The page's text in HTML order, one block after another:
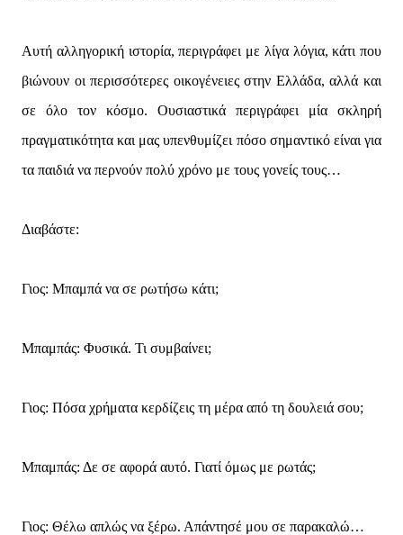
Αυτή αλληγορική ιστορία, περιγράφει με λίγα λόγια, κάτι που
βιώνουν οι περισσότερες οικογένειες στην Ελλάδα, αλλά και
σε όλο τον κόσμο. Ουσιαστικά περιγράφει μία σκληρή
πραγματικότητα και μας υπενθυμίζει πόσο σημαντικό είναι για
τα παιδιά να περνούν πολύ χρόνο με τους γονείς τους…
Διαβάστε:
Γιος: Μπαμπά να σε ρωτήσω κάτι;
Μπαμπάς: Φυσικά. Τι συμβαίνει;
Γιος: Πόσα χρήματα κερδίζεις τη μέρα από τη δουλειά σου;
Μπαμπάς: Δε σε αφορά αυτό. Γιατί όμως με ρωτάς;
Γιος: Θέλω απλώς να ξέρω. Απάντησέ μου σε παρακαλώ…